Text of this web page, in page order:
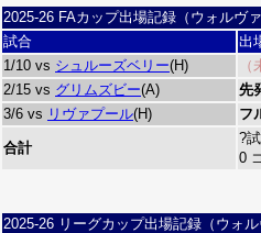
2025-26 FAカップ出場記録（ウォルヴ
試合
出
1/10 vs シュルーズベリー(H) （
2/15 vs グリムズビー(A) 先
3/6 vs リヴァプール(H) フ
合計
?
0
2025-26 リーグカップ出場記録（ウォル